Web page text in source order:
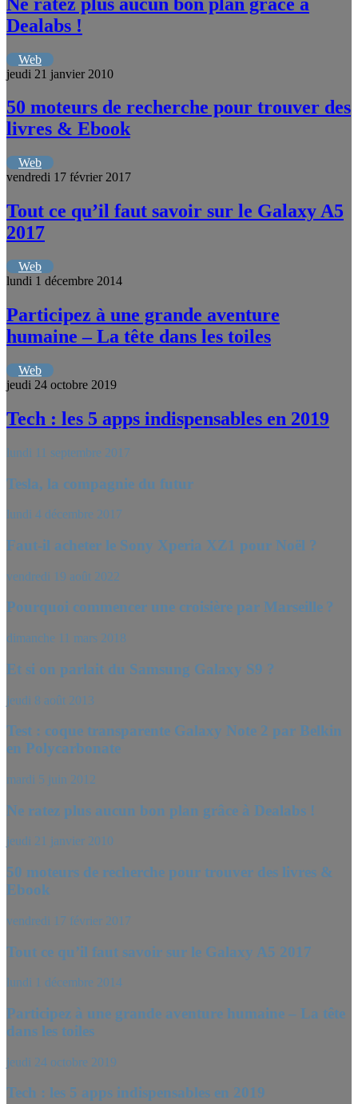
Dealabs !
Web
jeudi 21 janvier 2010
50 moteurs de recherche pour trouver des
livres & Ebook
Web
vendredi 17 février 2017
Tout ce qu’il faut savoir sur le Galaxy A5
2017
Web
lundi 1 décembre 2014
Participez à une grande aventure
humaine – La tête dans les toiles
Web
jeudi 24 octobre 2019
Tech : les 5 apps indispensables en 2019
lundi 11 septembre 2017
Tesla, la compagnie du futur
lundi 4 décembre 2017
Faut-il acheter le Sony Xperia XZ1 pour Noël ?
vendredi 19 août 2022
Pourquoi commencer une croisière par Marseille ?
dimanche 11 mars 2018
Et si on parlait du Samsung Galaxy S9 ?
jeudi 8 août 2013
Test : coque transparente Galaxy Note 2 par Belkin
en Polycarbonate
mardi 5 juin 2012
Ne ratez plus aucun bon plan grâce à Dealabs !
jeudi 21 janvier 2010
50 moteurs de recherche pour trouver des livres &
Ebook
vendredi 17 février 2017
Tout ce qu’il faut savoir sur le Galaxy A5 2017
lundi 1 décembre 2014
Participez à une grande aventure humaine – La tête
dans les toiles
jeudi 24 octobre 2019
Tech : les 5 apps indispensables en 2019